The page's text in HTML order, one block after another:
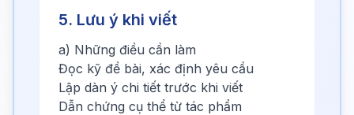
5. Lưu ý khi viết
a) Những điều cần làm
Đọc kỹ đề bài, xác định yêu cầu
Lập dàn ý chi tiết trước khi viết
Dẫn chứng cụ thể từ tác phẩm